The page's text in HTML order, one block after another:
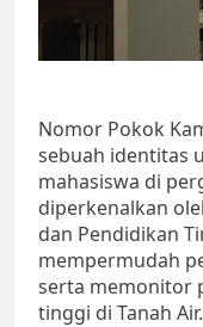
Nomor Pokok
sebuah identitas
mahasiswa di
diperkenalkan
dan Pendidikan
mempermudah
serta memonitor
tinggi di Tanah Air.